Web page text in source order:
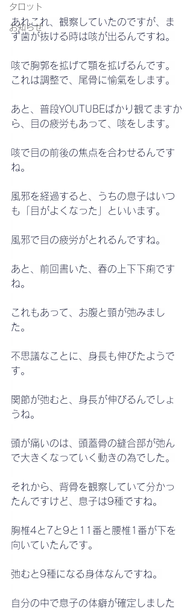
タロット
お知らせ
あれこれ、観察していたのですが、ま
ず歯が抜ける時は咳が出るんですね。
咳で胸郭を拡げて顎を拡げるんです。
これは調整で、尾骨に愉氣をします。
あと、普段YOUTUBEばかり観てますか
ら、目の疲労もあって、咳をします。
咳で目の前後の焦点を合わせるんです
ね。
風邪を経過すると、うちの息子はいつ
も「目がよくなった」といいます。
風邪で目の疲労がとれるんですね。
あと、前回書いた、春の上下下痢です
ね。
これもあって、お腹と頸が弛みまし
た。
不思議なことに、身長も伸びたようで
す。
関節が弛むと、身長が伸びるんでしょ
うね。
頭が痛いのは、頭蓋骨の縫合部が弛ん
で大きくなっていく動きの為でした。
それから、背骨を観察していて分かっ
たんですけど、息子は9種ですね。
胸椎4と7と9と11番と腰椎1番が下を
向いていたんです。
弛むと9種になる身体なんですね。
自分の中で息子の体癖が確定しました